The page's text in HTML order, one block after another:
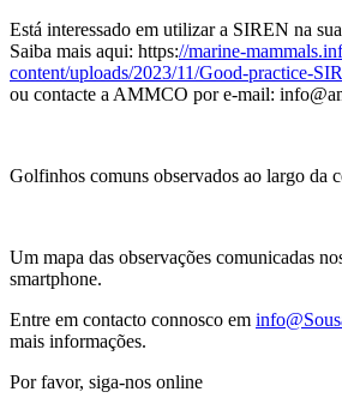
Está interessado em utilizar a SIREN na
Saiba mais aqui: https://marine-
content/uploads/2023/11/Good-practice-
ou contacte a AMMCO por e-mail:
Golfinhos comuns observados ao largo da
Um mapa das observações comunicadas
smartphone.
Entre em contacto connosco em
mais informações.
Por favor, siga-nos online